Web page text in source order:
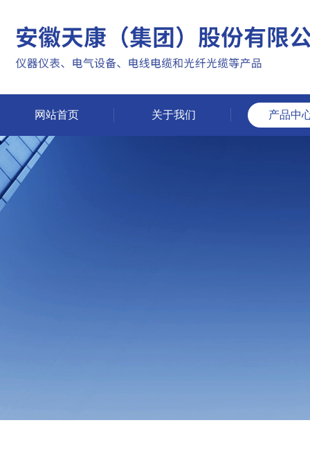
网站首页 关于我们 产品中